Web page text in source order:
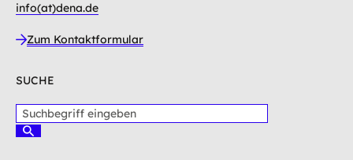
info(at)dena.de
Zum Kontaktformular
SUCHE
u
S